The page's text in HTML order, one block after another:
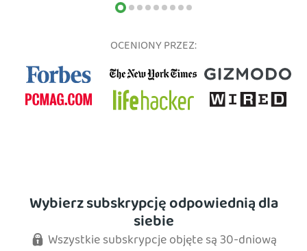
OCENIONY PRZEZ:
Wybierz subskrypcję odpowiednią dla
siebie
Wszystkie subskrypcje objęte są 30-dniową